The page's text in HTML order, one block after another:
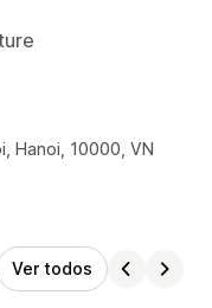
Hanoi, 10000, VN
Ver todos